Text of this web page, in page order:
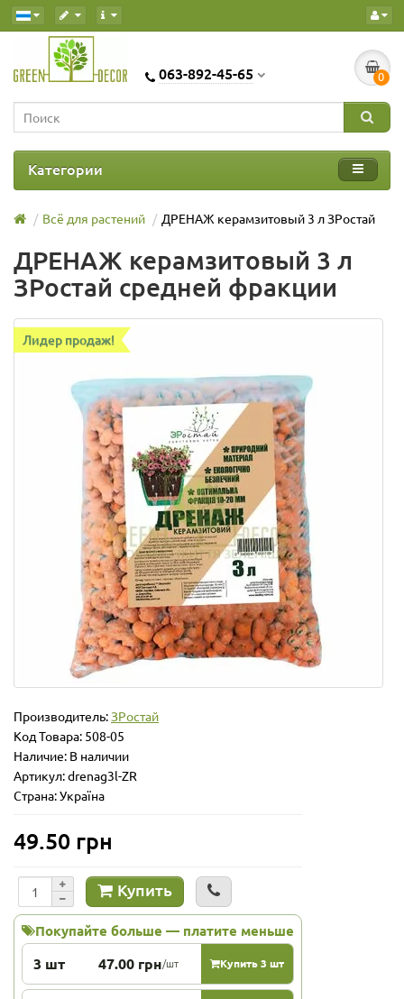
063-892-45-65 0
Категории
Всё для растений ДРЕНАЖ керамзитовый 3 л ЗРостай
ДРЕНАЖ керамзитовый 3 л
ЗРостай средней фракции
Лидер продаж!
Производитель:ЗРостай
Код Товара: 508-05
Наличие: В наличии
Артикул: drenag3l-ZR
Страна: Україна
49.50 грн
Купить
Покупайте больше — платите меньше
3 шт 47.00 грн/шт Купить 3 шт